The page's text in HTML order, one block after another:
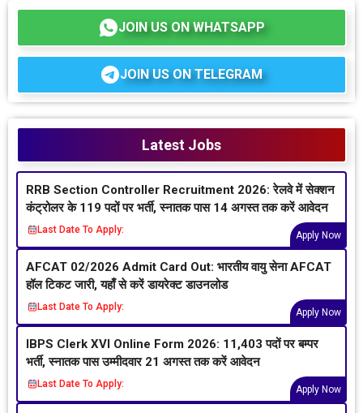
JOIN US ON WHATSAPP
JOIN US ON TELEGRAM
Latest Jobs
RRB Section Controller Recruitment 2026: रेलवे में सेक्शन
कंट्रोलर के 119 पदों पर भर्ती, स्नातक पास 14 अगस्त तक करें आवेदन
Last Date To Apply:
Apply Now
AFCAT 02/2026 Admit Card Out: भारतीय वायु सेना AFCAT
हॉल टिकट जारी, यहाँ से करें डायरेक्ट डाउनलोड
Last Date To Apply:
Apply Now
IBPS Clerk XVI Online Form 2026: 11,403 पदों पर बम्पर
भर्ती, स्नातक पास उम्मीदवार 21 अगस्त तक करें आवेदन
Last Date To Apply:
Apply Now